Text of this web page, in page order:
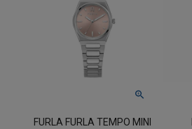
FURLA FURLA TEMPO MINI